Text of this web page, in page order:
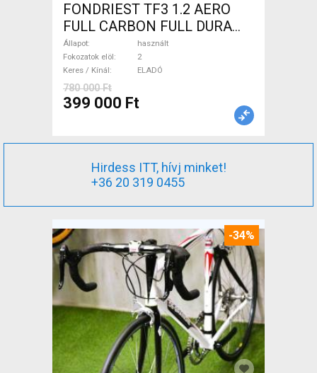
FONDRIEST TF3 1.2 AERO
FULL CARBON FULL DURA
ACE Országúti patkófék
használt ELADÓ
Állapot
használt
Fokozatok elöl
2
Keres / Kínál
ELADÓ
780 000 Ft
399 000 Ft
Hirdess ITT, hívj minket!
+36 20 319 0455
-34%